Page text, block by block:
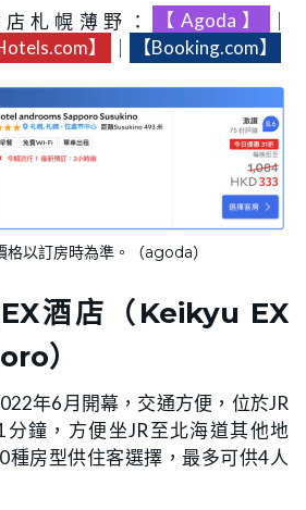
札幌薄野： 【Agoda】
】 【Booking.com】
格以訂房時為準。（agoda）
酒店（Keikyu EX
）
年6月開幕，交通方便，位於JR
鐘，方便坐JR至北海道其他地
種房型供住客選擇，最多可供4人